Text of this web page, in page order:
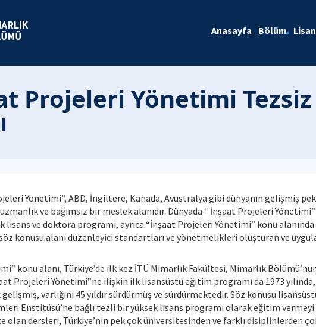
Anasayfa Bölüm
Projeleri Yönetimi
Yönetimi”, ABD, İngiltere, Kanada, Avustralya gibi dünyanın gelişmiş
ve bağımsız bir meslek alanıdır. Dünyada “ İnşaat Projeleri
lisans ve doktora programı, ayrıca “İnşaat Projeleri Yönetimi” konu
konusu alanı düzenleyici standartları ve yönetmelikleri oluşturan ve
konu alanı, Türkiye’de ilk kez İTÜ Mimarlık Fakültesi, Mimarlık
Projeleri Yönetimi”ne ilişkin ilk lisansüstü eğitim programı da 1973
varlığını 45 yıldır sürdürmüş ve sürdürmektedir. Söz konusu
Enstitüsü’ne bağlı tezli bir yüksek lisans programı olarak eğitim
olan dersleri, Türkiye’nin pek çok üniversitesinden ve farklı disiplinlerden